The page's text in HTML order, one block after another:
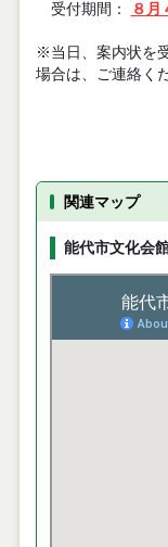
受付期間： ８月
※当日、案内状を
場合は、ご連絡く
関連マップ
能代市文化会